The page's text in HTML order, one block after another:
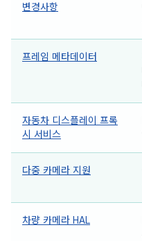
변경사항
프레임 메타데이터
자동차 디스플레이 프록
시 서비스
다중 카메라 지원
차량 카메라 HAL